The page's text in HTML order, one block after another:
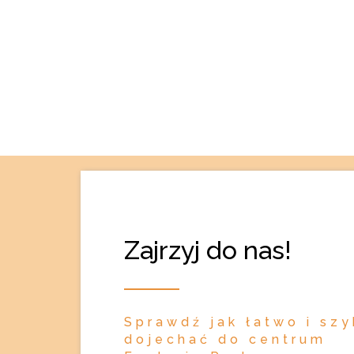
Zajrzyj do nas!
Sprawdź jak łatwo i
dojechać do centrum